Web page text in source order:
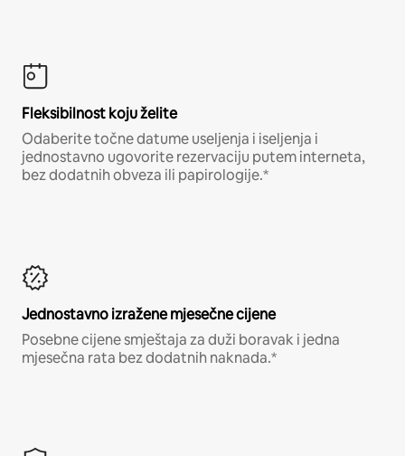
Fleksibilnost koju želite
Odaberite točne datume useljenja i iseljenja i
jednostavno ugovorite rezervaciju putem interneta,
bez dodatnih obveza ili papirologije.*
Jednostavno izražene mjesečne cijene
Posebne cijene smještaja za duži boravak i jedna
mjesečna rata bez dodatnih naknada.*